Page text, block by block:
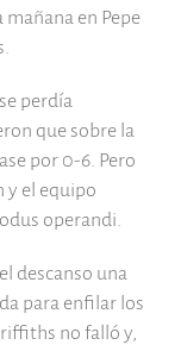
en Pepe
perdía
que sobre la
por 0-6. Pero
y el equipo
operandi.
descanso una
para enfilar los
no falló y,